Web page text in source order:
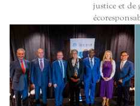
justice et de